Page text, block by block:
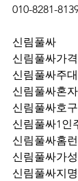
010-8281-
신림풀싸
신림풀싸가격
신림풀싸주대
신림풀싸혼자
신림풀싸호구
신림풀싸1인
신림풀싸홈런
신림풀싸가
신림풀싸지명